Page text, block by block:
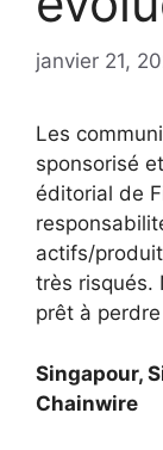
janvier 21,
Les
sponsorisé
éditorial de
actifs/
très risqués.
prêt à
Singapour,
Chainwire